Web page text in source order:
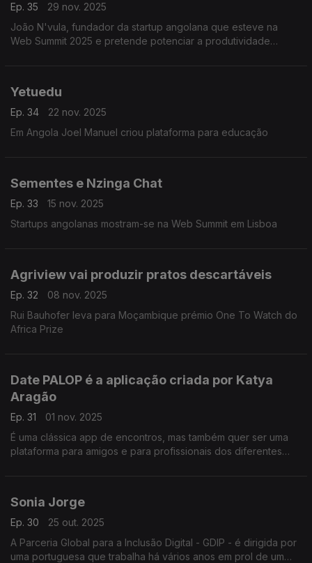
Ep. 35
29 nov. 2025
João N'vula, fundador da startup angolana que esteve na
Web Summit 2025 e pretende potenciar a produtividade
Yetuedu
Ep. 34
22 nov. 2025
Em Angola Joel Manuel criou plataforma para educação
Sementes e Nzinga Chat
Ep. 33
15 nov. 2025
Startups angolanas mostram-se na Web Summit em Lisboa
Agriview vai produzir pratos descartáveis
Ep. 32
08 nov. 2025
Rui Bauhofer leva para Moçambique prémio One To Watch do
Africa Prize
Date PALOP é a aplicação criada por Katya
Aragão
Ep. 31
01 nov. 2025
É uma clássica app de encontros, mas também quer ser uma
plataforma para amigos e para profissionais dos diferentes
Sonia Jorge
Ep. 30
25 out. 2025
A Parceria Global para a Inclusão Digital - GDIP - é dirigida por
uma portuguesa que trabalha há vários anos em prol de um